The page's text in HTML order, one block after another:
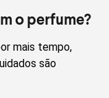
o perfume?
mais tempo,
são